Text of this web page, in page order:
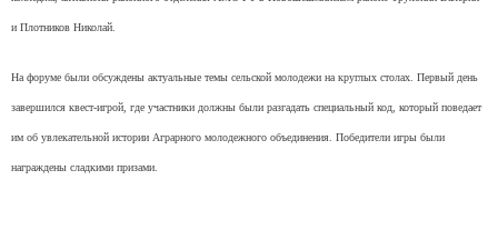
и Плотников Николай.
На форуме были обсуждены актуальные темы сельской молодежи на круглых столах. Первый день
завершился квест-игрой, где участники должны были разгадать специальный код, который поведает
им об увлекательной истории Аграрного молодежного объединения. Победители игры были
награждены сладкими призами.